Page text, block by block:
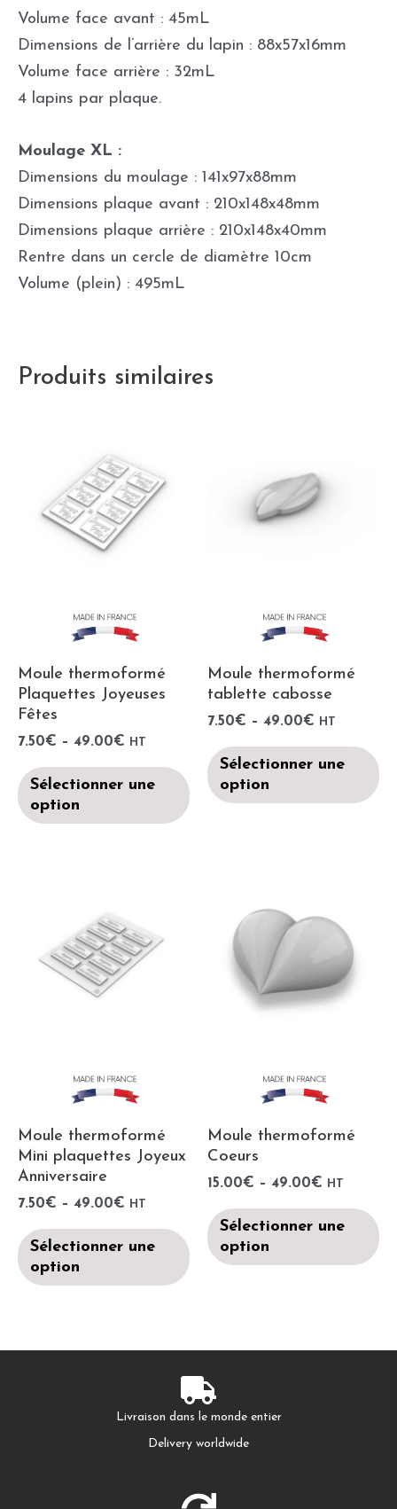
Volume face avant : 45mL
Dimensions de l’arrière du lapin : 88x57x16mm
Volume face arrière : 32mL
4 lapins par plaque.
Moulage XL :
Dimensions du moulage : 141x97x88mm
Dimensions plaque avant : 210x148x48mm
Dimensions plaque arrière : 210x148x40mm
Rentre dans un cercle de diamètre 10cm
Volume (plein) : 495mL
Produits similaires
Moule thermoformé
Plaquettes Joyeuses
Fêtes
7.50€ – 49.00€ HT
Sélectionner une
option
Moule thermoformé
tablette cabosse
7.50€ – 49.00€ HT
Sélectionner une
option
Moule thermoformé
Mini plaquettes Joyeux
Anniversaire
7.50€ – 49.00€ HT
Sélectionner une
option
Moule thermoformé
Coeurs
15.00€ – 49.00€ HT
Sélectionner une
option
Livraison dans le monde entier
Delivery worldwide